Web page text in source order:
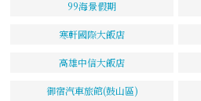
99海景假期
寒軒國際大飯店
高雄中信大飯店
御宿汽車旅館(鼓山區)